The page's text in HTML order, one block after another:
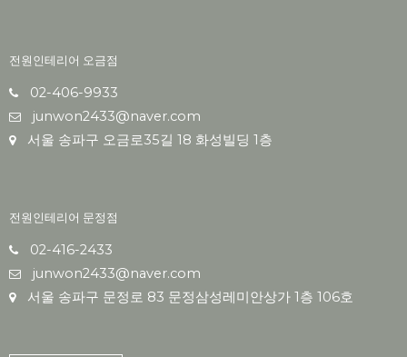
전원인테리어 오금점
02-406-9933
junwon2433@naver.com
서울 송파구 오금로35길 18 화성빌딩 1층
전원인테리어 문정점
02-416-2433
junwon2433@naver.com
서울 송파구 문정로 83 문정삼성레미안상가 1층 106호